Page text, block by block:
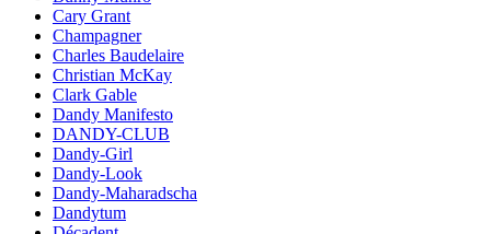
Cary Grant
Champagner
Charles Baudelaire
Christian McKay
Clark Gable
Dandy Manifesto
DANDY-CLUB
Dandy-Girl
Dandy-Look
Dandy-Maharadscha
Dandytum